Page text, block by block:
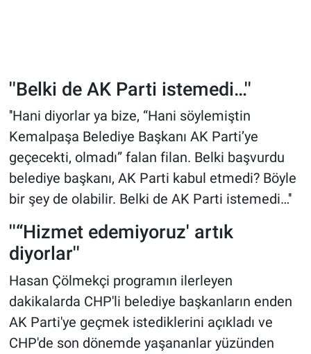
''Belki de AK Parti istemedi…''
''Hani diyorlar ya bize, “Hani söylemiştin
Kemalpaşa Belediye Başkanı AK Parti’ye
geçecekti, olmadı” falan filan. Belki başvurdu
belediye başkanı, AK Parti kabul etmedi? Böyle
bir şey de olabilir. Belki de AK Parti istemedi…''
''“Hizmet edemiyoruz' artık
diyorlar''
Hasan Çölmekçi programın ilerleyen
dakikalarda CHP'li belediye başkanların enden
AK Parti'ye geçmek istediklerini açıkladı ve
CHP'de son dönemde yaşananlar yüzünden